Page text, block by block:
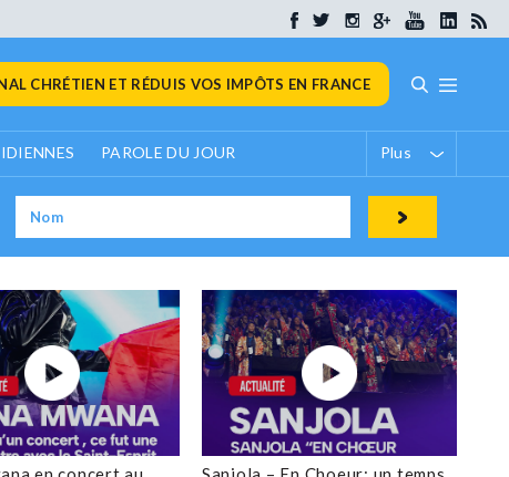
CHRÉTIEN ET RÉDUIS VOS IMPÔTS EN FRANCE
PAROLE DU JOUR Plus